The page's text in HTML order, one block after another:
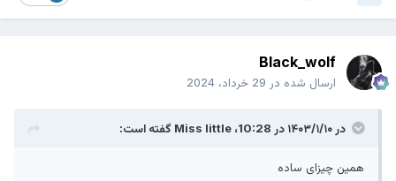
Black_wolf
ارسال شده در 29 خرداد، 2024
در ۱۴۰۳/۱/۱۰ در 10:28، Miss littleگفته است:
همین چیزای ساده